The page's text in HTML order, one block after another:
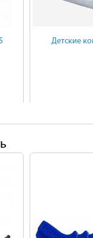
Детские